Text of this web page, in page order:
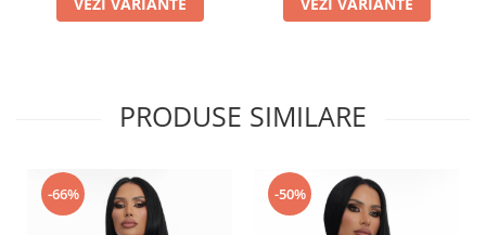
PRODUSE SIMILARE
-66% -50%